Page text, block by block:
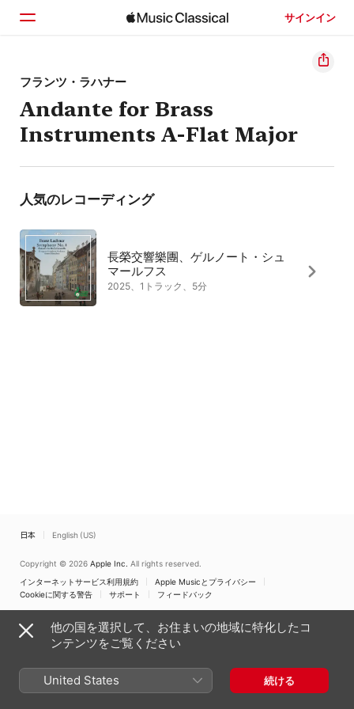
サインイン
ホーム
見つける
検索
フランツ・ラハナー
Andante for Brass
Instruments A-Flat Major
人気のレコーディング
長榮交響樂團、ゲルノート・シュ
マールフス
2025、1トラック、5分
日本 English (US)
Copyright © 2026 Apple Inc. All rights reserved.
インターネットサービス利用規約
Apple Musicとプライバシー
Cookieに関する警告
サポート フィードバック
他の国を選択して、お住まいの地域に特化したコ
ンテンツをご覧ください
United States 続ける